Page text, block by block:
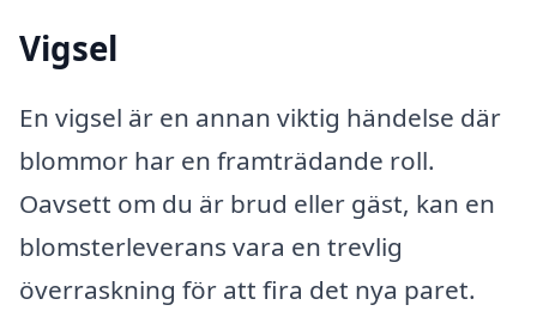
Vigsel
En vigsel är en annan viktig händelse där
blommor har en framträdande roll.
Oavsett om du är brud eller gäst, kan en
blomsterleverans vara en trevlig
överraskning för att fira det nya paret.